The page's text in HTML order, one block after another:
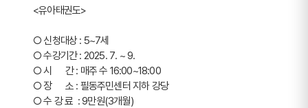
<유아태권도>
○ 신청대상 : 5~7세
○ 수강기간 : 2025. 7. ~ 9.
○ 시      간 : 매주 수 16:00~18:00
○ 장      소 : 필동주민센터 지하 강당
○ 수 강 료  : 9만원(3개월)